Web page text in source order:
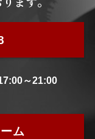
～21:00
ム